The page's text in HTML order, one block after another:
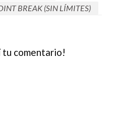
BREAK (SIN LÍMITES)
tu comentario!